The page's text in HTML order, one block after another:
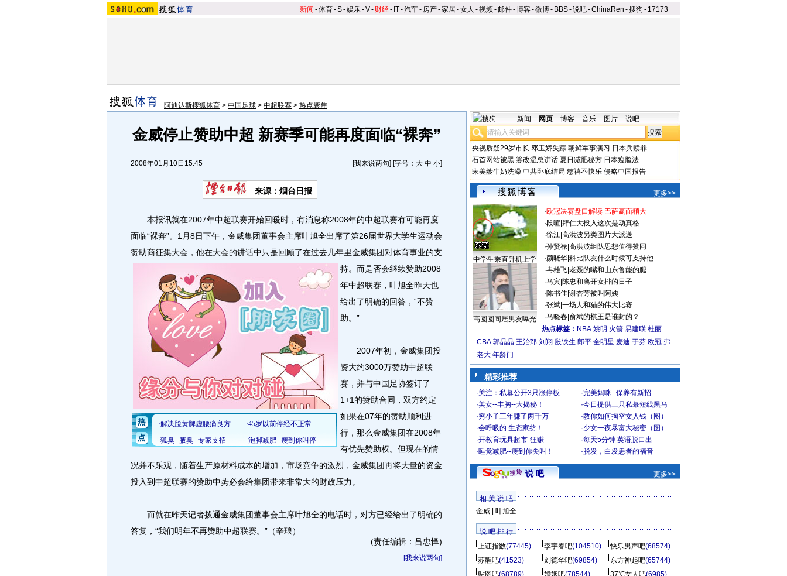
新闻 -体育-S-娱乐-V- 财经- IT-汽车- 房产-家居-女人 -视频-邮件-博客-微博- BBS-说吧-ChinaRen -搜狗 - 17173
阿迪达斯搜狐体育 > 中国足球 > 中超联赛 > 热点聚焦
金威停止赞助中超 新赛季可能再度面临“裸奔”
2008年01月10日15:45 [我来说两句] [字号： 大 中 小]
来源：烟台日报
本报讯就在2007年中超联赛开始回暖时，有消息称2008年的中超联赛有可能再度
面临“裸奔”。1月8日下午，金威集团董事会主席叶旭全出席了第26届世界大学生运动会
赞助商征集大会，他在大会的讲话中只是回顾了在过去几年里金威集团对体育事业的支
持。 而是否会继续赞助2008
年中超联赛，叶旭全昨天也
给出了明确的回答，“不赞
助。”
2007年初，金威集团投
资大约3000万赞助中超联
赛，并与中国足协签订了
1+1的赞助合同，双方约定
如果在07年的赞助顺利进
行，那么金威集团在2008年
有优先赞助权。但现在的情
况并不乐观，随着生产原材料成本的增加，市场竞争的激烈，金威集团再将大量的资金
投入到中超联赛的赞助中势必会给集团带来非常大的财政压力。
而就在昨天记者拨通金威集团董事会主席叶旭全的电话时，对方已经给出了明确的
答复，“我们明年不再赞助中超联赛。”（辛琅）
(责任编辑：吕忠怿)
[我来说两句]
新闻 网页 博客 音乐 图片 说吧
央视质疑29岁市长 邓玉娇失踪 朝鲜军事演习 日本兵赎罪
石首网站被黑 篡改温总讲话 夏日减肥秘方 日本瘦脸法
宋美龄牛奶洗澡 中共卧底结局 慈禧不快乐 侵略中国报告
更多>>
中学生乘直升机上学
高圆圆同居男友曝光
·欧冠决赛盘口解读 巴萨赢面稍大
·段暄 拜仁大投入这次是动真格
·徐江| 高洪波另类图片大派送
·孙贤禄| 高洪波组队思想值得赞同
·颜晓华| 科比队友什么时候可支持他
·冉雄飞| 老聂的嘴和山东鲁能的腿
·马寅| 陈忠和离开女排的日子
·陈书佳| 谢杏芳被叫阿姨
·张斌| 一场人和猫的伟大比赛
·马晓春| 俞斌的棋王是谁封的？
热点标签： NBA 姚明 火箭 易建联 杜丽
CBA 郭晶晶 王治郅 刘翔 殷铁生 郎平 全明星 麦迪 于芬 欧冠 弗
老大 年龄门
精彩推荐
·关注：私幕公开3只涨停板 ·完美妈咪--保养有新招
·美女--丰胸--大揭秘！ ·今日提供三只私幕短线黑马
·穷小子三年赚了两千万 ·教你如何掏空女人钱（图）
·会呼吸的 生态家纺！ ·少女一夜暴富大秘密（图）
·开教育玩具超市-狂赚 ·每天5分钟 英语脱口出
·睡觉减肥--瘦到你尖叫！ · 脱发，白发患者的福音
说 吧 更多>>
相 关 说 吧
金威| 叶旭全
说 吧 排 行
上证指数(77445) 李宇春吧(104510) 快乐男声吧(68574)
苏醒吧(41523) 刘德华吧(69854) 东方神起吧(65744)
贴图吧(68789) 婚姻吧(78544) 37℃女人吧(6985)